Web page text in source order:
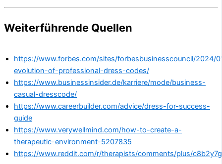
Weiterführende Quellen
https://www.forbes.com/sites/forbesbusinesscouncil/2024/
evolution-of-professional-dress-codes/
https://www.businessinsider.de/karriere/mode/business-
casual-dresscode/
https://www.careerbuilder.com/advice/dress-for-success-
guide
https://www.verywellmind.com/how-to-create-a-
therapeutic-environment-5207835
https://www.reddit.com/r/therapists/comments/plus/